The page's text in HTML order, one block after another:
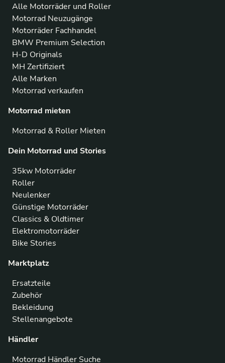
Alle Motorräder und Roller
Motorrad Neuzugänge
Motorräder Fachhandel
BMW Premium Selection
H-D Originals
MH Zertifiziert
Alle Marken
Motorrad verkaufen
Motorrad mieten
Motorrad & Roller Mieten
Dein Motorrad und Stories
35kw Motorräder
Roller
Neulenker
Günstige Motorräder
Classics & Oldtimer
Elektromotorräder
Bike Stories
Marktplatz
Ersatzteile
Zubehör
Bekleidung
Stellenangebote
Händler
Motorrad Händler Suche